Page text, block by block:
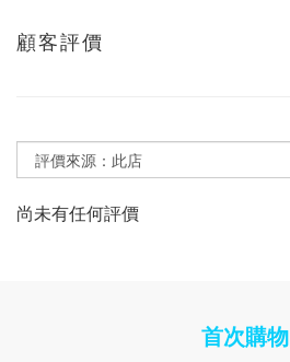
顧客評價
尚未有任何評價
首次購物